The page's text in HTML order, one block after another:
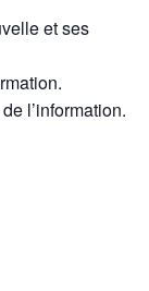
et ses
l’information.